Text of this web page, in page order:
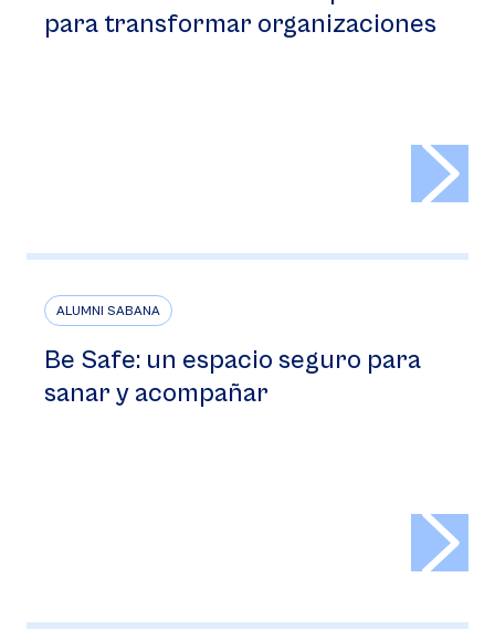
para transformar organizaciones
ALUMNI SABANA
Be Safe: un espacio seguro para
sanar y acompañar